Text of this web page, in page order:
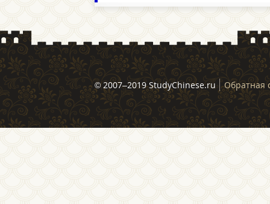
© 2007–2019 StudyChinese.ru Обратная